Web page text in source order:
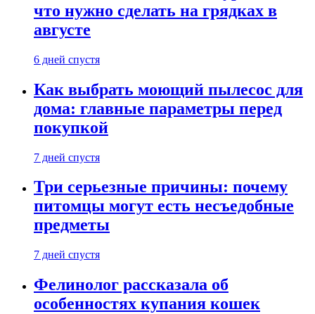
что нужно сделать на грядках в
августе
6 дней спустя
Как выбрать моющий пылесос для
дома: главные параметры перед
покупкой
7 дней спустя
Три серьезные причины: почему
питомцы могут есть несъедобные
предметы
7 дней спустя
Фелинолог рассказала об
особенностях купания кошек